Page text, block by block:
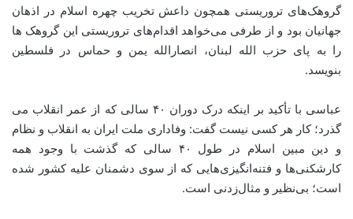
گروهک‌های تروریستی همچون داعش تخریب چهره اسلام در اذهان
جهانیان بود و از طرفی می‌خواهد اقدام‌های تروریستی این گروهک ها
را به پای حزب الله لبنان، انصارالله یمن و حماس در فلسطین
بنویسد.
عباسی با تأکید بر اینکه درک دوران ۴۰ سالی که از عمر انقلاب می
گذرد؛ کار هر کسی نیست گفت: وفاداری ملت ایران به انقلاب و نظام
و دین مبین اسلام در طول ۴۰ سالی که گذشت با وجود همه
کارشکنی‌ها و فتنه‌انگیزی‌هایی که از سوی دشمنان علیه کشور شده
است؛ بی‌نظیر و مثال‌زدنی است.